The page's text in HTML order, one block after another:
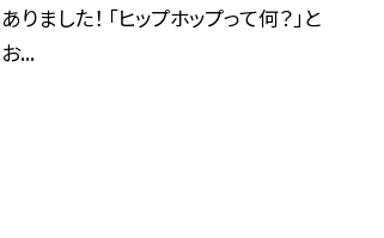
ありました！ 「ヒップホップって何？」と
お...